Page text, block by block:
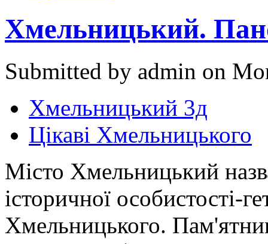
Хмельницький.
Submitted by admin on
Хмельницький 3д
Цікаві Хмельницького
Місто Хмельницький
історичної особистості-
Хмельницького.